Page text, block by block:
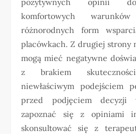
pozytywnych opinii
komfortowych
różnorodnych form
placówkach. Z drugiej strony
mogą mieć negatywne
z brakiem
niewłaściwym podejściem
przed podjęciem decyzji
zapoznać się z opiniami
skonsultować się z